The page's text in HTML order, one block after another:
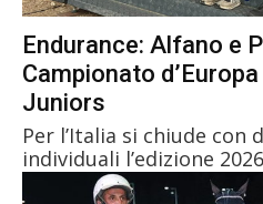
Endurance: Alfano e
Campionato
Juniors
Per l’Italia si chiude con
individuali l’edizione